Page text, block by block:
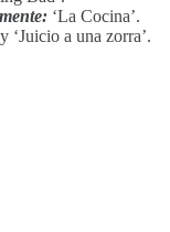
‘La Cocina’.
‘Juicio a una zorra’.